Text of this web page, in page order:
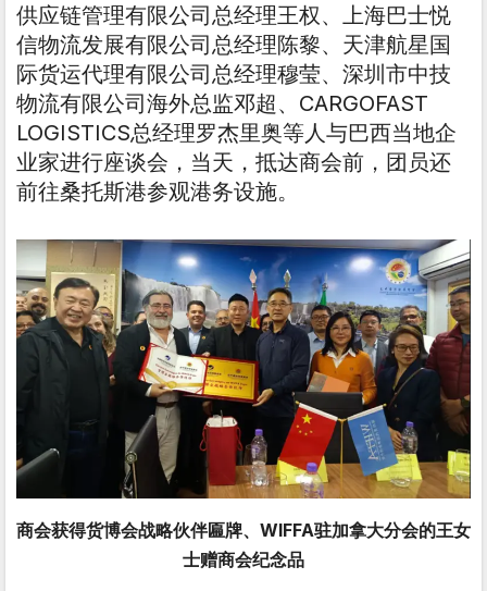
供应链管理有限公司总经理王权、上海巴士悦
信物流发展有限公司总经理陈黎、天津航星国
际货运代理有限公司总经理穆莹、深圳市中技
物流有限公司海外总监邓超、CARGOFAST
LOGISTICS总经理罗杰里奥等人与巴西当地企
业家进行座谈会，当天，抵达商会前，团员还
前往桑托斯港参观港务设施。
商会获得货博会战略伙伴匾牌、WIFFA驻加拿大分会的王女
士赠商会纪念品